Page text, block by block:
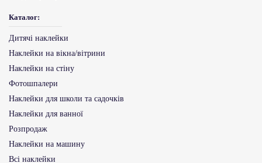
Каталог:
Дитячі наклейки
Наклейки на вікна/вітрини
Наклейки на стіну
Фотошпалери
Наклейки для школи та садочків
Наклейки для ванної
Розпродаж
Наклейки на машину
Всі наклейки